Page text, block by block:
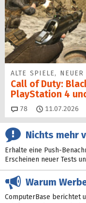
ALTE SPIELE,
Call of Duty:
PlayStation 4
78 Kommentare
11.07.2026
Nichts mehr
Erhalte eine Push-
Erscheinen neuer Tests
Warum
ComputerBase berichtet